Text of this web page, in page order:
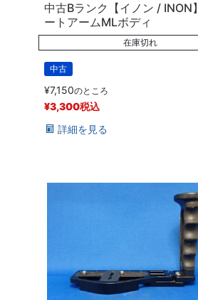
中古Bランク【イノン / INON
ートアームMLボディ
在庫切れ
中古
¥7,150のところ
¥3,300税込
詳細を見る